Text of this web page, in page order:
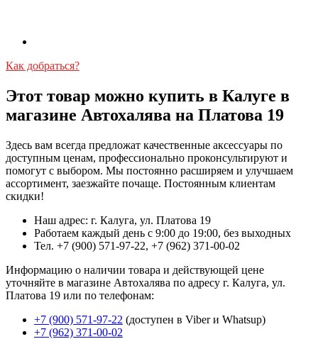
Как добраться?
Этот товар можно купить в Калуге в
магазине Автохалява на Платова 19
Здесь вам всегда предложат качественные аксессуары по
доступным ценам, профессионально проконсультируют и
помогут с выбором. Мы постоянно расширяем и улучшаем
ассортимент, заезжайте почаще. Постоянным клиентам
скидки!
Наш адрес: г. Калуга, ул. Платова 19
Работаем каждый день с 9:00 до 19:00, без выходных
Тел. +7 (900) 571-97-22, +7 (962) 371-00-02
Информацию о наличии товара и действующей цене
уточняйте в магазине Автохалява по адресу г. Калуга, ул.
Платова 19 или по телефонам:
+7 (900) 571-97-22 (доступен в Viber и Whatsup)
+7 (962) 371-00-02